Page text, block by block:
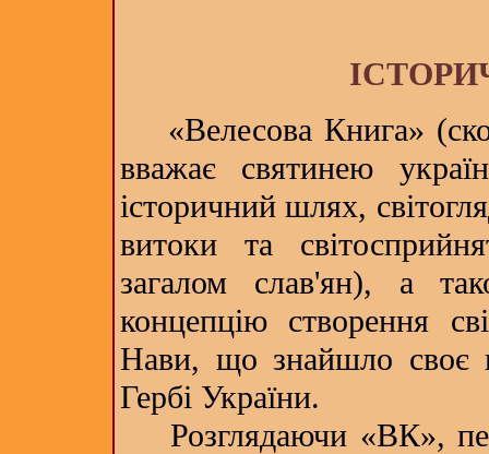
«Велесова Книга»
вважає святинею
історичний шлях,
витоки та
загалом слав'ян), а
концепцію створення
Нави, що знайшло своє
Гербі України.
Розглядаючи «ВК»,